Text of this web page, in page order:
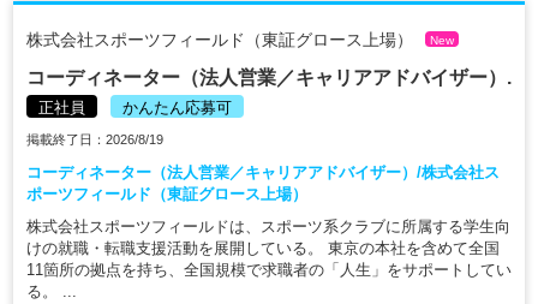
株式会社スポーツフィールド（東証グロース上場） New
コーディネーター（法人営業／キャリアアドバイザー）.
正社員 かんたん応募可
掲載終了日：2026/8/19
コーディネーター（法人営業／キャリアアドバイザー）/株式会社ス
ポーツフィールド（東証グロース上場）
株式会社スポーツフィールドは、スポーツ系クラブに所属する学生向
けの就職・転職支援活動を展開している。 東京の本社を含めて全国
11箇所の拠点を持ち、全国規模で求職者の「人生」をサポートしてい
る。 ...